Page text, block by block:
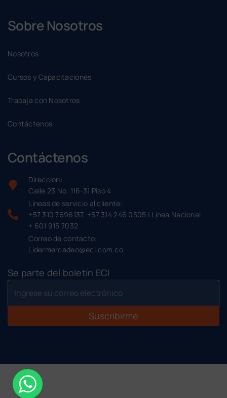
Sobre Nosotros
Nosotros
Cursos y Capacitaciones
Trabaja con Nosotros
Contáctenos
Contáctenos
Dirección:
Calle 23 No. 116-31 Piso 4
Líneas de servicio al cliente:
+57 310 7696137, +57 314 246 0505 | Línea Nacional
+ 601 915 7032
Correo de contacto:
Lidermercadeo@eci.com.co
Se parte del boletín ECI
Suscribirme